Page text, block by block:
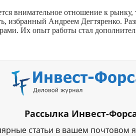
внимательное отношение к
избранный Андреем Дегтяренко.
Их опыт работы стал
Рассылка Инвест-
статьи в вашем почтовом